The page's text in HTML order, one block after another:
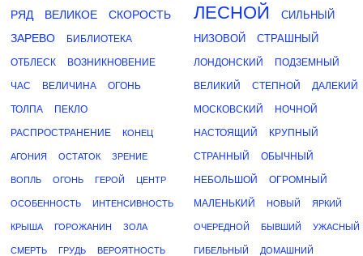
РЯД ВЕЛИКОЕ
СКОРОСТЬ
ЗАРЕВО
БИБЛИОТЕКА
ОТБЛЕСК ВОЗНИКНОВЕНИЕ
ЧАС ВЕЛИЧИНА ОГОНЬ
ТОЛПА ПЕКЛО
РАСПРОСТРАНЕНИЕ КОНЕЦ
АГОНИЯ ОСТАТОК ЗРЕНИЕ
ВОПЛЬ ОГОНЬ ГЕРОЙ ЦЕНТР
ОСОБЕННОСТЬ ИНТЕНСИВНОСТЬ
КРЫША ГОРОЖАНИН ЗОЛА
СМЕРТЬ ГРУДЬ ВЕРОЯТНОСТЬ
ЛЕСНОЙ
СИЛЬНЫЙ
НИЗОВОЙ
СТРАШНЫЙ
ЛОНДОНСКИЙ ПОДЗЕМНЫЙ
ВЕЛИКИЙ СТЕПНОЙ ДАЛЕКИЙ
МОСКОВСКИЙ НОЧНОЙ
НАСТОЯЩИЙ КРУПНЫЙ
СТРАННЫЙ ОБЫЧНЫЙ
НЕБОЛЬШОЙ ОГРОМНЫЙ
МАЛЕНЬКИЙ НОВЫЙ ЯРКИЙ
ОЧЕРЕДНОЙ БЫВШИЙ УЖАСНЫЙ
ГИБЕЛЬНЫЙ ДОМАШНИЙ